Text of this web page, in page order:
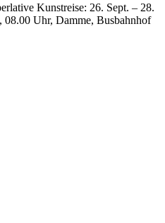
Kunstreise: 26. Sept. – 28.
08.00 Uhr, Damme, Busbahnhof